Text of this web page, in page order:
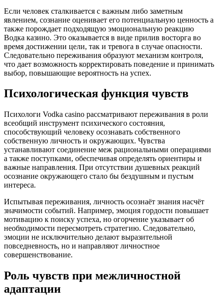
Если человек сталкивается с важным либо заметным
явлением, сознание оценивает его потенциальную ценность а
также порождает подходящую эмоциональную реакцию
Водка казино. Это оказывается в виде прилив восторга во
время достижении цели, так и тревога в случае опасности.
Следовательно переживания образуют механизм контроля,
что дает возможность корректировать поведение и принимать
выбор, повышающие вероятность на успех.
Психологическая функция чувств
Психологи Vodka casino рассматривают переживания в роли
всеобщий инструмент психического состояния,
способствующий человеку осознавать собственного
собственную личность и окружающих. Чувства
устанавливают соединение меж рациональными операциями
а также поступками, обеспечивая определять ориентиры и
важные направления. При отсутствии душевных реакций
осознание окружающего стало бы бездушным и пустым
интереса.
Испытывая переживания, личность осознаёт знания насчёт
значимости событий. Например, эмоция гордости повышает
мотивацию к поиску успеха, но огорчение указывает об
необходимости пересмотреть стратегию. Следовательно,
эмоции не исключительно делают выразительной
повседневность, но и направляют личностное
совершенствование.
Роль чувств при межличностной
адаптации